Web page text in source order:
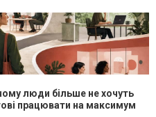
люди більше не хочуть
працювати на максимум